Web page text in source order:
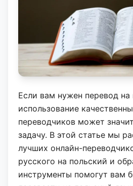
Если вам нужен перевод на
использование
переводчиков может
задачу. В этой статье мы
лучших онлайн-
русского на польский и
инструменты помогут вам